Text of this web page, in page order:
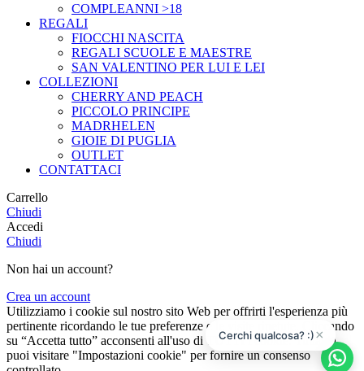
COMPLEANNI >18
REGALI
FIOCCHI NASCITA
REGALI SCUOLE E MAESTRE
SAN VALENTINO PER LUI E LEI
COLLEZIONI
CHERRY AND PEACH
PICCOLO PRINCIPE
MADRHELEN
GIOIE DI PUGLIA
OUTLET
CONTATTACI
Carrello
Chiudi
Accedi
Chiudi
Non hai un account?
Crea un account
Utilizziamo i cookie sul nostro sito Web per offrirti l'esperienza più
pertinente ricordando le tue preferenze e le visite ripetute. Cliccando
su “Accetta tutto” acconsenti all'uso di TUTTI i cookie. Tuttavia,
puoi visitare "Impostazioni cookie" per fornire un consenso
×
Cerchi qualcosa? :)